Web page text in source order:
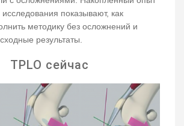
показывают, как
методику без осложнений и
результаты.
TPLO сейчас